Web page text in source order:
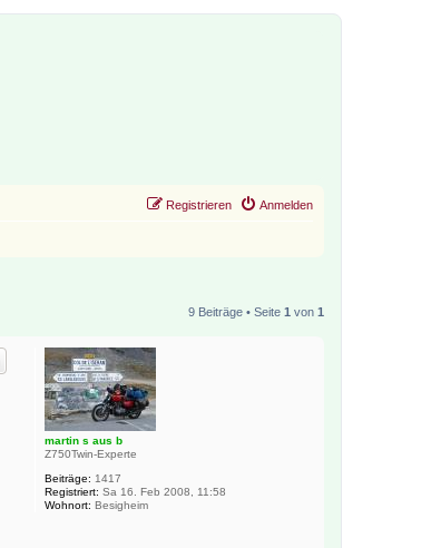
Anmelden
Registrieren
9 Beiträge • Seite 1 von 1
martin s aus b
Z750Twin-Experte
Beiträge: 1417
Registriert: Sa 16. Feb 2008, 11:58
Wohnort: Besigheim